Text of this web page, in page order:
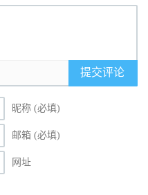
提交评论
昵称 (必填)
邮箱 (必填)
网址